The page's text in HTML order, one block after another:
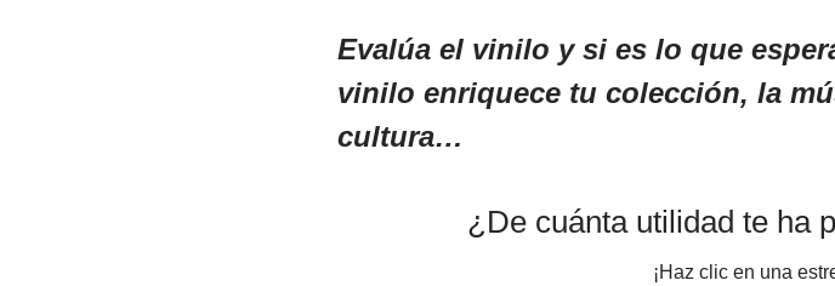
Evalúa el vinilo y si es lo que
vinilo enriquece tu colección, la
cultura…
¿De cuánta utilidad te ha
¡Haz clic en una